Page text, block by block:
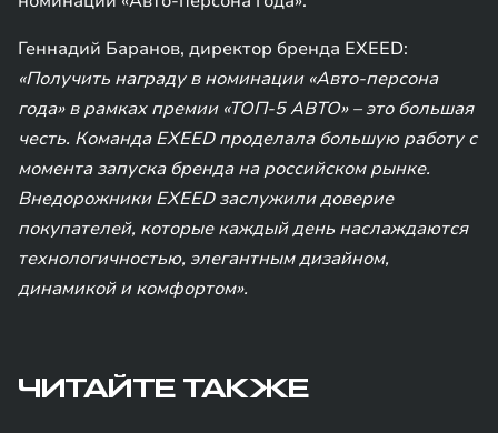
Геннадий Баранов, директор бренда EXEED:
«Получить награду в номинации «Авто-персона
года» в рамках премии «ТОП-5 АВТО» – это большая
честь. Команда EXEED проделала большую работу с
момента запуска бренда на российском рынке.
Внедорожники EXEED заслужили доверие
покупателей, которые каждый день наслаждаются
технологичностью, элегантным дизайном,
динамикой и комфортом».
ЧИТАЙТЕ ТАКЖЕ